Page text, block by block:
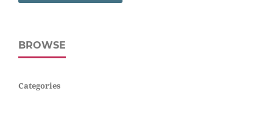
BROWSE
Categories